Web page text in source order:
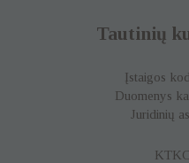
Tautinių
Įstaigos
Duomenys
Juridinių